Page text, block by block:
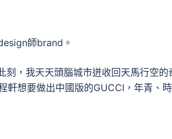
師brand。
刻，我天天頭腦城市迸收回天馬行空的
軒想要做出中國版的GUCCI，年青、時